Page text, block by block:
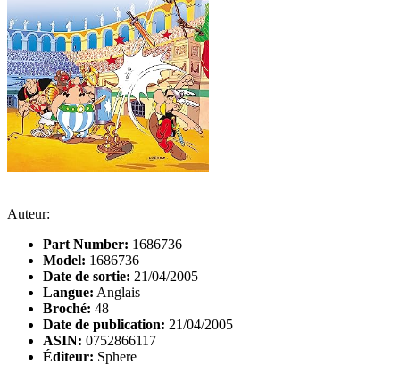
Auteur:
Part Number: 1686736
Model: 1686736
Date de sortie: 21/04/2005
Langue: Anglais
Broché: 48
Date de publication: 21/04/2005
ASIN: 0752866117
Éditeur: Sphere